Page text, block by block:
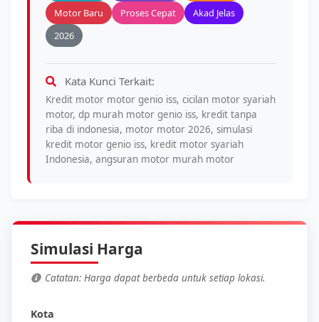
Motor Baru
Proses Cepat
Akad Jelas
2026
Kata Kunci Terkait:
Kredit motor motor genio iss, cicilan motor syariah
motor, dp murah motor genio iss, kredit tanpa
riba di indonesia, motor motor 2026, simulasi
kredit motor genio iss, kredit motor syariah
Indonesia, angsuran motor murah motor
Simulasi Harga
Catatan: Harga dapat berbeda untuk setiap lokasi.
Kota